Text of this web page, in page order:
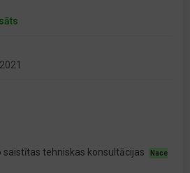
saistītas tehniskas konsultācijas
Nace